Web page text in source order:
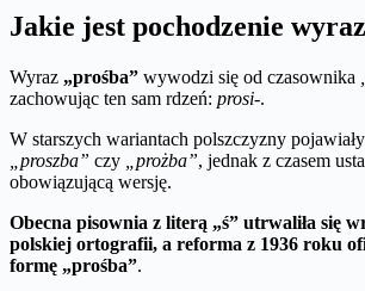
Jakie jest pochodzenie
Wyraz „prośba” wywodzi się od czasownika
zachowując ten sam rdzeń: prosi-.
W starszych wariantach polszczyzny
„proszba” czy „prożba”, jednak z czasem
obowiązującą wersję.
Obecna pisownia z literą „ś” utrwaliła się
polskiej ortografii, a reforma z 1936 roku
formę „prośba”.